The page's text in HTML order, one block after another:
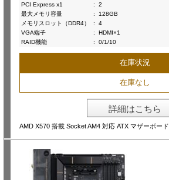
PCI Express x1
:
2
最大メモリ容量
:
128GB
メモリスロット（DDR4）
:
4
VGA端子
:
HDMI×1
RAID機能
: 0/1/10
在庫状況
在庫なし
詳細はこちら
AMD X570 搭載 Socket AM4 対応 ATX マザーボード